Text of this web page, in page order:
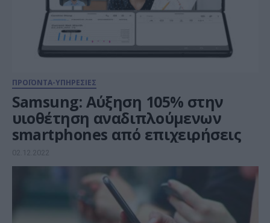
ΠΡΟΪΟΝΤΑ-ΥΠΗΡΕΣΙΕΣ
Samsung: Αύξηση 105% στην
υιοθέτηση αναδιπλούμενων
smartphones από επιχειρήσεις
02.12.2022